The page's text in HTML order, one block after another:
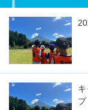
プ